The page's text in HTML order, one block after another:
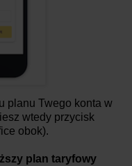
planu Twego konta w
wtedy przycisk
obok).
plan taryfowy